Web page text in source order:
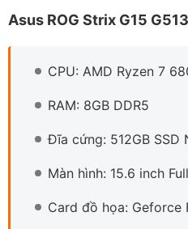
Asus ROG Strix G15
CPU: AMD Ryzen 7
RAM: 8GB DDR5
Đĩa cứng: 512GB SSD
Màn hình: 15.6 inch
Card đồ họa: Geforce